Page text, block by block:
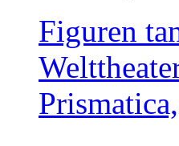
Figuren